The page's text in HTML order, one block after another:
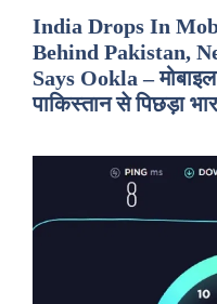
India Drops In
Behind Pakistan,
Says Ookla –
पाकिस्तान से पिछड़ा